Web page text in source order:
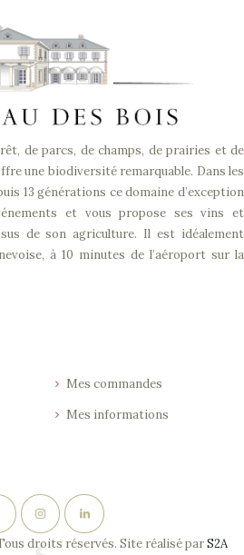
de parcs, de champs, de prairies et de
une biodiversité remarquable. Dans les
13 générations ce domaine d’exception
et vous propose ses vins et
de son agriculture. Il est idéalement
à 10 minutes de l’aéroport sur la
Mes commandes
Mes informations
droits réservés. Site réalisé parS2A